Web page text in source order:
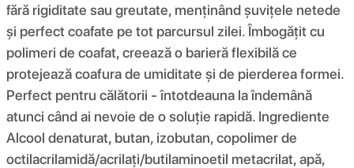
fără rigiditate sau greutate, menținând șuvițele netede
și perfect coafate pe tot parcursul zilei. Îmbogățit cu
polimeri de coafat, creează o barieră flexibilă ce
protejează coafura de umiditate și de pierderea formei.
Perfect pentru călătorii - întotdeauna la îndemână
atunci când ai nevoie de o soluție rapidă. Ingrediente
Alcool denaturat, butan, izobutan, copolimer de
octilacrilamidă/acrilați/butilaminoetil metacrilat, apă,